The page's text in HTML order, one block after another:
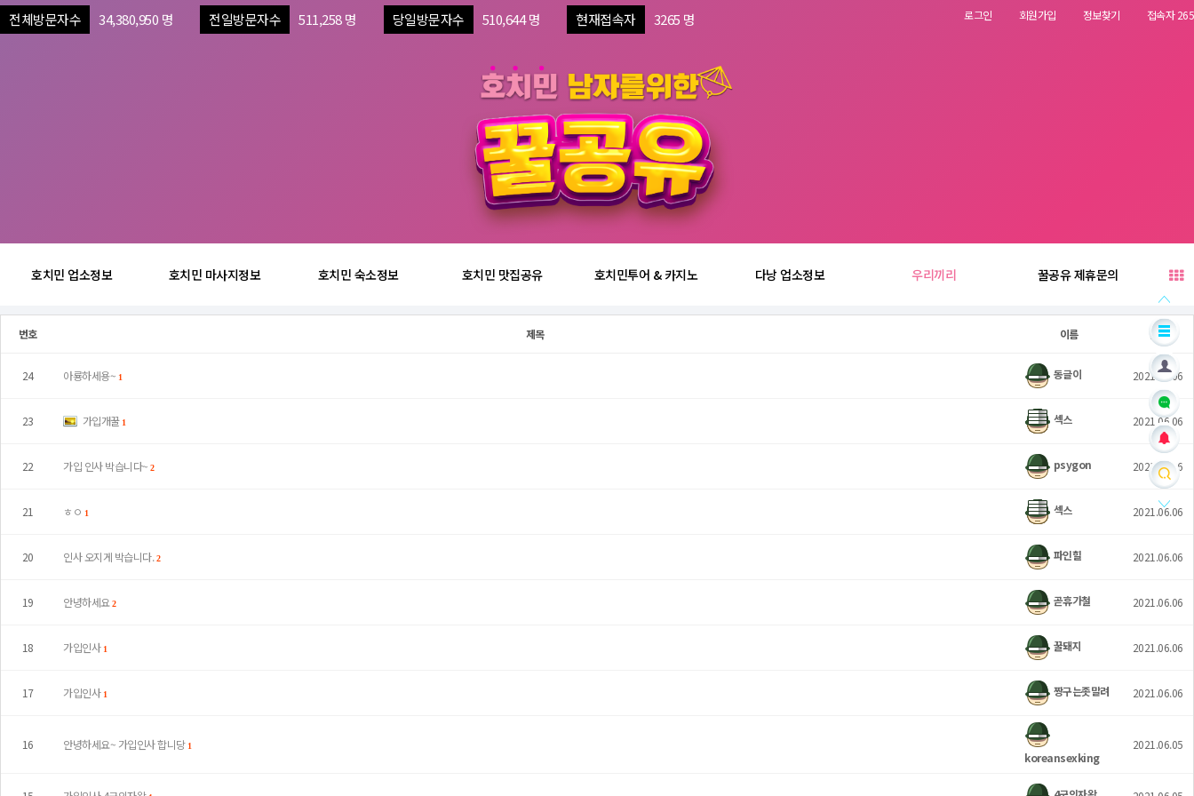
전체방문자수 34,380,950 명 전일방문자수 511,258 명 당일방문자수 510,644 명 현재접속자 3265 명 로그인 회원가입 정보찾기 접속자 265
호치민 업소정보 호치민 마사지정보 호치민 숙소정보 호치민 맛집공유 호치민투어 & 카지노 다낭 업소정보 우리끼리 꿀공유 제휴문의
번호 제목 이름 날짜
24 아룡하세용~ 1 동글이 2021.06.06
23 가입개꿀 1 섹스 2021.06.06
22 가입 인사 박습니다~ 2 psygon 2021.06.06
21 ㅎㅇ 1 섹스 2021.06.06
20 인사 오지게 박습니다. 2 파인힐 2021.06.06
19 안녕하세요2 곧휴가철 2021.06.06
18 가입인사 1 꿀돼지 2021.06.06
17 가입인사 1 짱구는좃말려 2021.06.06
16 안녕하세요~ 가입인사 합니당 1
koreansexking
2021.06.05